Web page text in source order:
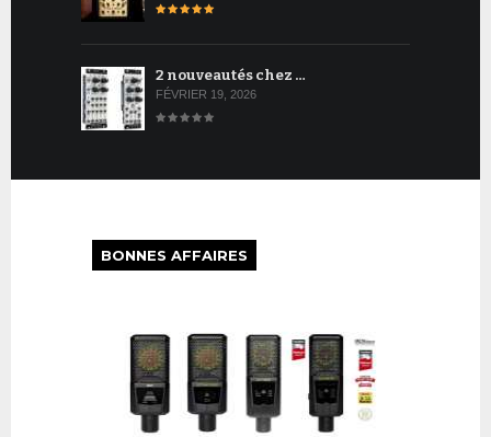
2 nouveautés chez …
FÉVRIER 19, 2026
BONNES AFFAIRES